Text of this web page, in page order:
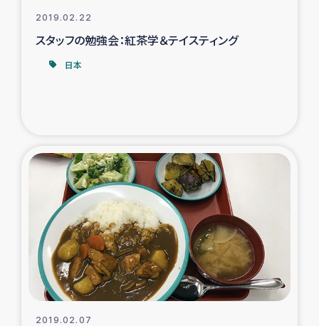
ミャンマー緊急支援
タイ国境ミャンマー移民子ども支援
漁民によるマングローブ植林活動
レバノンでのシリア難民への食糧・越冬支援
2019.02.22
スタッフの勉強会：紅茶学＆テイスティング
日本
2019.02.07